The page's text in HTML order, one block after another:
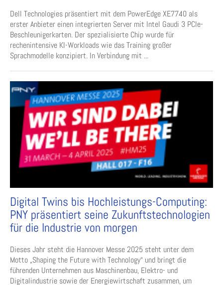
Dell Technologies präsentiert mit dem PowerEdge XE7740 als
erster Anbieter einen integrierten Server mit Intel Gaudi 3 PCIe-
Beschleunigerkarten. Der spezialisierte Chip wurde für
rechenintensive KI-Workloads wie das Training großer
Sprachmodelle konzipiert. In Verbindung mit ...
Digital Twins bis Hochleistungs-Computing:
PNY präsentiert seine Zukunftstechnologien
für die Industrie von morgen
Dieses Jahr steht die Hannover Messe 2025 steht unter dem
Motto „Shaping the Future with Technology“ und bringt die
führenden Unternehmen aus Maschinenbau, Elektro- und
Digitalindustrie sowie der Energiewirtschaft zusammen, um